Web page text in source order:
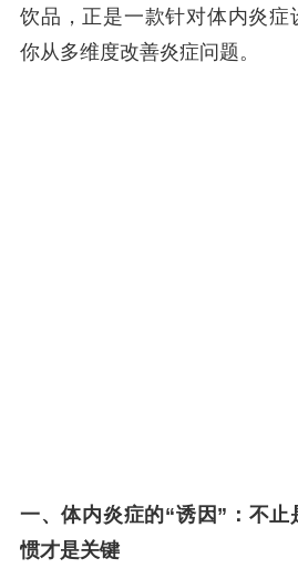
饮品，正是一款针对体内炎症
你从多维度改善炎症问题。
一、体内炎症的“诱因”：不止
惯才是关键